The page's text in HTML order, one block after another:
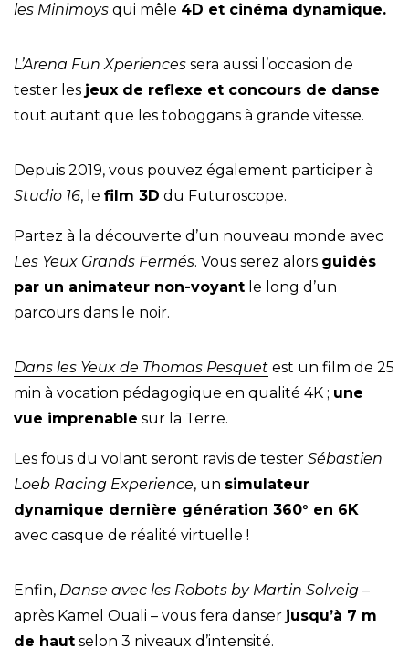
les Minimoys qui mêle 4D et cinéma dynamique.
L’Arena Fun Xperiences sera aussi l’occasion de
tester les jeux de reflexe et concours de danse
tout autant que les toboggans à grande vitesse.
Depuis 2019, vous pouvez également participer à
Studio 16, le film 3D du Futuroscope.
Partez à la découverte d’un nouveau monde avec
Les Yeux Grands Fermés. Vous serez alors guidés
par un animateur non-voyant le long d’un
parcours dans le noir.
Dans les Yeux de Thomas Pesquet est un film de 25
min à vocation pédagogique en qualité 4K ; une
vue imprenable sur la Terre.
Les fous du volant seront ravis de tester Sébastien
Loeb Racing Experience, un simulateur
dynamique dernière génération 360° en 6K
avec casque de réalité virtuelle !
Enfin, Danse avec les Robots by Martin Solveig –
après Kamel Ouali – vous fera danser jusqu’à 7 m
de haut selon 3 niveaux d’intensité.